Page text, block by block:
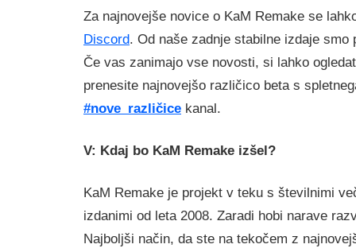
Za najnovejše novice o KaM Remake se
Discord. Od naše zadnje stabilne izdaje smo
Če vas zanimajo vse novosti, si lahko
prenesite najnovejšo različico beta s
#nove_različice kanal.
V: Kdaj bo KaM Remake izšel?
KaM Remake je projekt v teku s številnimi
izdanimi od leta 2008. Zaradi hobi narave
Najboljši način, da ste na tekočem z